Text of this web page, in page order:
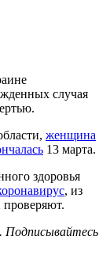
случая
женщина
13 марта.
здоровья
, из
проверяют.
Подписывайтесь